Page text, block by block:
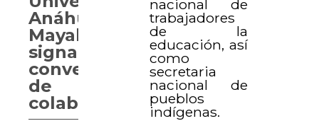
nacional de
trabajadores
de la
educación, así
como
secretaria
nacional de
pueblos
indígenas.
Anáhuac
Mayab
signan
convenio
de
colaboración